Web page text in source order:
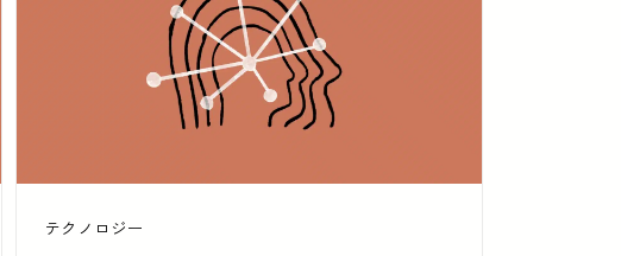
テクノロジー